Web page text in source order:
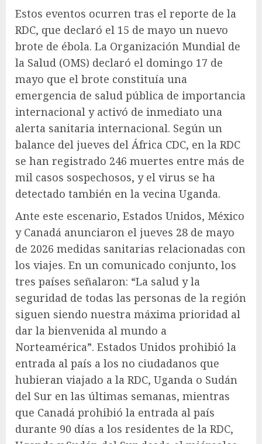
Estos eventos ocurren tras el reporte de la
RDC, que declaró el 15 de mayo un nuevo
brote de ébola. La Organización Mundial de
la Salud (OMS) declaró el domingo 17 de
mayo que el brote constituía una
emergencia de salud pública de importancia
internacional y activó de inmediato una
alerta sanitaria internacional. Según un
balance del jueves del África CDC, en la RDC
se han registrado 246 muertes entre más de
mil casos sospechosos, y el virus se ha
detectado también en la vecina Uganda.
Ante este escenario, Estados Unidos, México
y Canadá anunciaron el jueves 28 de mayo
de 2026 medidas sanitarias relacionadas con
los viajes. En un comunicado conjunto, los
tres países señalaron: “La salud y la
seguridad de todas las personas de la región
siguen siendo nuestra máxima prioridad al
dar la bienvenida al mundo a
Norteamérica”. Estados Unidos prohibió la
entrada al país a los no ciudadanos que
hubieran viajado a la RDC, Uganda o Sudán
del Sur en las últimas semanas, mientras
que Canadá prohibió la entrada al país
durante 90 días a los residentes de la RDC,